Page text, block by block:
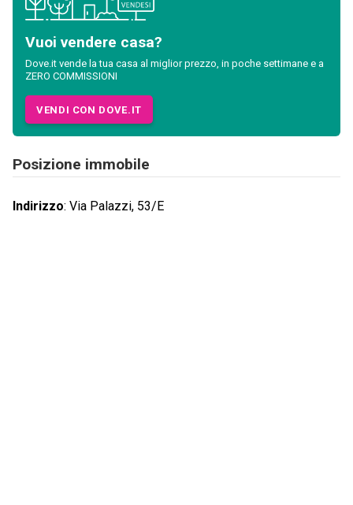
Vuoi vendere casa?
Dove.it vende la tua casa al miglior prezzo, in poche settimane e a
ZERO COMMISSIONI
VENDI CON DOVE.IT
Posizione immobile
Indirizzo: Via Palazzi, 53/E